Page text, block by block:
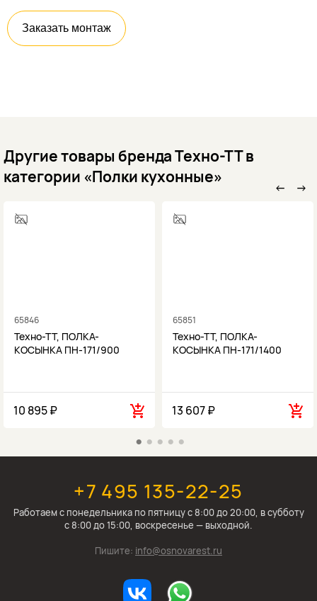
Заказать монтаж
Другие товары бренда Техно-ТТ в
категории «Полки кухонные»
←
65846
Техно-ТТ, ПОЛКА-
КОСЫНКА ПН-171/900
10 895 ₽
65851
Техно-ТТ, ПОЛКА-
КОСЫНКА ПН-171/1400
13 607 ₽
→
+7 495 135-22-25
Работаем c понедельника по пятницу с 8:00 до 20:00, в субботу
с 8:00 до 15:00, воскресенье — выходной.
Пишите: info@osnovarest.ru